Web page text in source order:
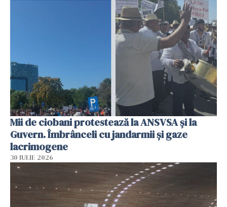
Mii de ciobani protestează la ANSVSA și la
Guvern. Îmbrânceli cu jandarmii și gaze
lacrimogene
30 IULIE 2026